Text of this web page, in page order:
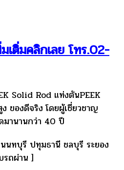
เติ่มคลิกเลย โทร.02-
Solid Rod แท่งตันPEEK
ของดีจริง โดยผู้เชี่ยวชาญ
มานานกว่า 40 ปี
นทบุรี ปทุมธานี ชลบุรี ระยอง
รถผ่าน ]